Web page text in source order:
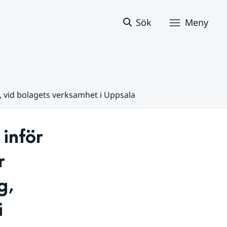
Sök Meny
bolagets verksamhet i Uppsala